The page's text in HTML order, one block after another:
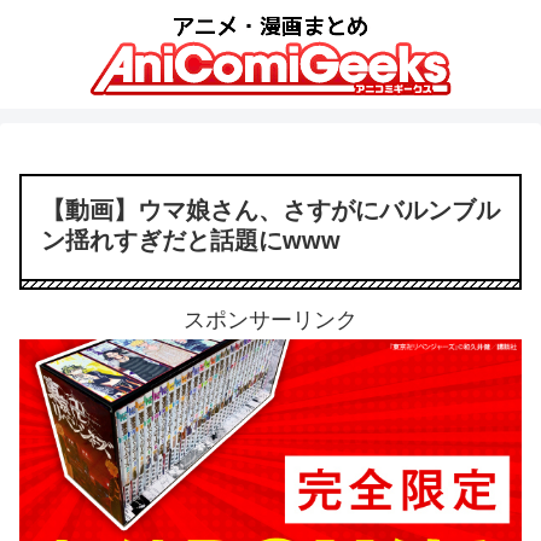
【動画】ウマ娘さん、さすがにバルンブル
ン揺れすぎだと話題にwww
スポンサーリンク